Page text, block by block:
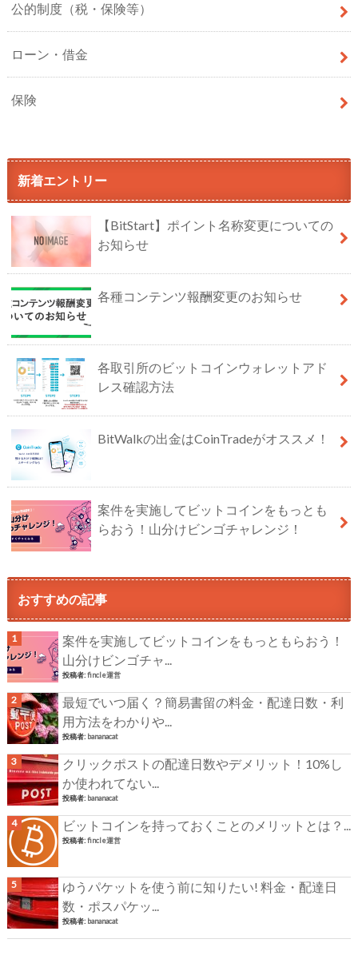
公的制度（税・保険等）
ローン・借金
保険
新着エントリー
【BitStart】ポイント名称変更についての
お知らせ
各種コンテンツ報酬変更のお知らせ
各取引所のビットコインウォレットアド
レス確認方法
BitWalkの出金はCoinTradeがオススメ！
案件を実施してビットコインをもっとも
らおう！山分けビンゴチャレンジ！
おすすめの記事
案件を実施してビットコインをもっともらおう！
山分けビンゴチャ...
投稿者:fincle運営
最短でいつ届く？簡易書留の料金・配達日数・利
用方法をわかりや...
投稿者: bananacat
クリックポストの配達日数やデメリット！10%し
か使われてない...
投稿者: bananacat
ビットコインを持っておくことのメリットとは？...
投稿者:fincle運営
ゆうパケットを使う前に知りたい! 料金・配達日
数・ポスパケッ...
投稿者: bananacat